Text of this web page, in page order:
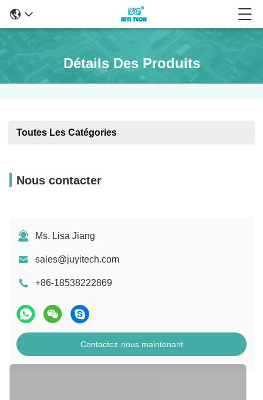
Détails Des Produits
Toutes Les Catégories
Nous contacter
Ms. Lisa Jiang
sales@juyitech.com
+86-18538222869
Contactez-nous maintenant